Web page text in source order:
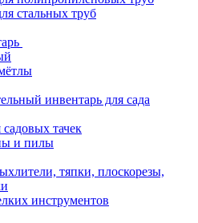
стальных труб
инвентарь для сада
садовых тачек
и пилы
тяпки, плоскорезы,
инструментов